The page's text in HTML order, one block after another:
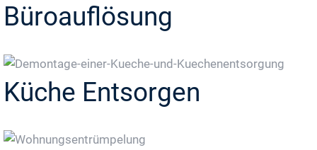
Büroauflösung
Küche Entsorgen